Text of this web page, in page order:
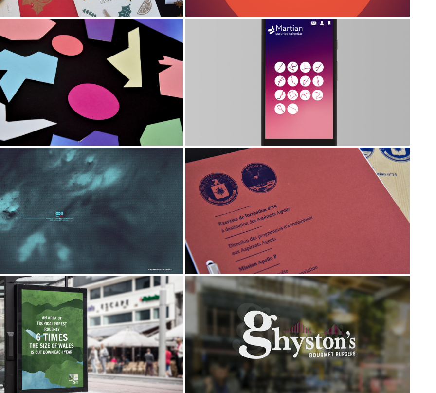
Hublots Graphiques part.2
2019
Hublots Graphiques part.3
2016
du planétarium du Palais de la
Découverte
Dark Side of the Moon
2017
Size of Wales
2016
Ghyston’s